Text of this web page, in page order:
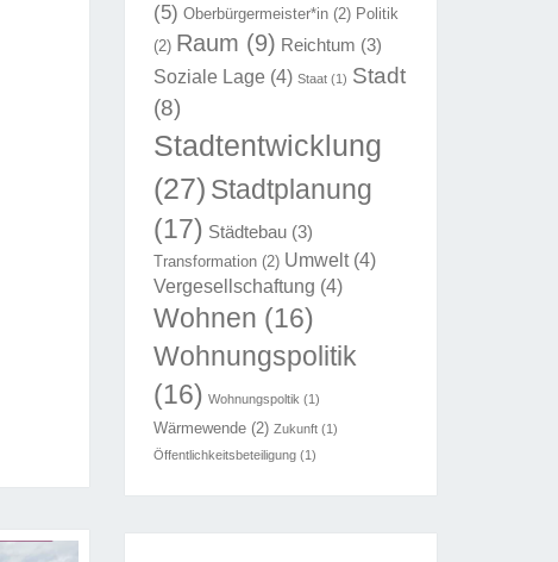
(5) Oberbürgermeister*in(2) Politik
(2) Raum (9) Reichtum (3)
Soziale Lage (4) Staat(1) Stadt
(8)
Stadtentwicklung
(27) Stadtplanung
(17) Städtebau(3)
Transformation(2) Umwelt(4)
Vergesellschaftung (4)
Wohnen (16)
Wohnungspolitik
(16) Wohnungspoltik (1)
Wärmewende(2) Zukunft(1)
Öffentlichkeitsbeteiligung(1)